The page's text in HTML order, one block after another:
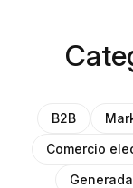
B2B
Comercio